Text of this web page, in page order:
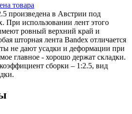
товара
произведена в Австрии под
При использовании лент этого
ровный верхний край и
шторная лента Bandex отличается
не дают усадки и деформации при
главное - хорошо держат складки.
сборки – 1:2.5, вид